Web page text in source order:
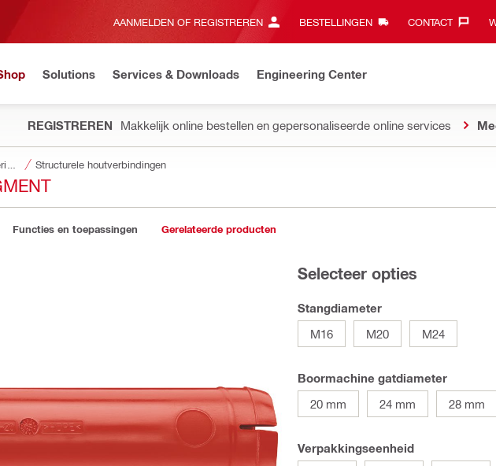
AANMELDEN OF REGISTREREN BESTELLINGEN CONTACT‎
Solutions Services & Downloads Engineering Center
REGISTREREN Makkelijk online bestellen en gepersonaliseerde online services
Structurele houtverbindingen
Functies en toepassingen Gerelateerde producten
Selecteer opties
Stangdiameter
M16
M20 M24
Boormachine gatdiameter
20 mm
24 mm 28 mm
Verpakkingseenheid